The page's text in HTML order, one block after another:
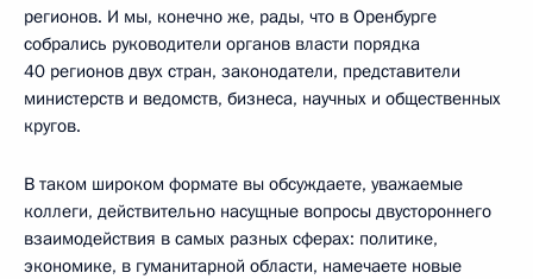
регионов. И мы, конечно же, рады, что в Оренбурге
собрались руководители органов власти порядка
40 регионов двух стран, законодатели, представители
министерств и ведомств, бизнеса, научных и общественных
кругов.
В таком широком формате вы обсуждаете, уважаемые
коллеги, действительно насущные вопросы двустороннего
взаимодействия в самых разных сферах: политике,
экономике, в гуманитарной области, намечаете новые